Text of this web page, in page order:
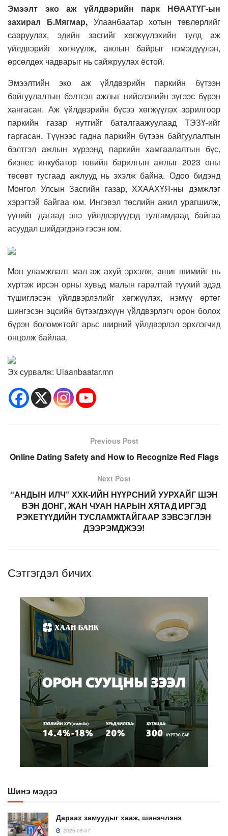
Эмээлт эко аж үйлдвэрийн парк НӨААТҮГ-ын
захирал Б.Мягмар,Улаанбаатар хотын төвлөрлийг
сааруулах, эдийн засгийг хөгжүүлэхийн тулд аж
үйлдвэрийг хөгжүүлж, ажлын байрыг нэмэгдүүлэн,
өрсөлдөх чадварыг нь сайжруулах ёстой.
Эмээлтийн эко аж үйлдвэрийн паркийн бүтээн
байгуулалтын бэлтгэл ажлыг нийслэлийн зүгээс бүрэн
хангасан. Аж үйлдвэрийн бүсээ хөгжүүлэх зорилгоор
паркийн газар нутгийг баталгаажуулаад ТЭЗҮ-ийг
гаргасан. Түүнээс гадна паркийн бүтээн байгуулалтын
бэлтгэл ажлын хүрээнд паркийн хамгаалалтын бүс,
бизнес инкубатор төвийн барилгын ажлыг 2023 оны
төсөвт тусгаад ажлууд нь эхэлж байна. Одоо бидэнд
Монгол Улсын Засгийн газар, ХХААХҮЯ-ны дэмжлэг
хэрэгтэй байгаа юм. Ингэвэл төслийн ажил урагшилж,
үүнийг дагаад энэ үйлдвэрүүдэд тулгамдаад байгаа
асуудал шийдэгдэнэ гэсэн юм.
Мөн уламжлалт мал аж ахуй эрхэлж, ашиг шимийг нь
хүртэж ирсэн орны хувьд малын гаралтай түүхий эдэд
түшиглэсэн үйлдвэрлэлийг хөгжүүлэх, нэмүү өртөг
шингэсэн эцсийн бүтээгдэхүүн үйлдвэрлэгч орон болох
бүрэн боломжтойг арьс ширний үйлдвэрлэл эрхлэгчид
онцолж байлаа.
Эх сурвалж: Ulaanbaatar.mn
Previous Post
Online Dating Safety and How to Recognize Red Flags
Next Post
“АНДЫН ИЛЧ” ХХК-ИЙН НҮҮРСНИЙ УУРХАЙГ ШЭН
ВЭН ДОНГ, ЖАН ЧУАН НАРЫН ХЯТАД ИРГЭД
РЭКЕТҮҮДИЙН ТУСЛАМЖТАЙГААР ЗЭВСЭГЛЭН
ДЭЭРЭМДЖЭЭ!
Сэтгэгдэл бичих
Шинэ мэдээ
Дараах замуудыг хааж, шинэчлэнэ
2026-08-07